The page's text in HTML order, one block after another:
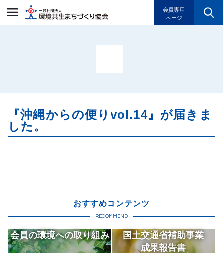
会員専用
ページ
『沖縄からの便りvol.14』が届きま
した。
おすすめコンテンツ
RECOMMEND
会員の環境への取り組み
国土交通省補助事業
成果報告書